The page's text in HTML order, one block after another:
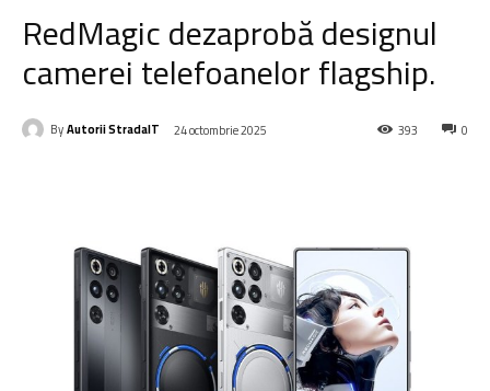
RedMagic dezaprobă designul
camerei telefoanelor flagship.
ByAutorii StradaIT 24 octombrie 2025 0
393